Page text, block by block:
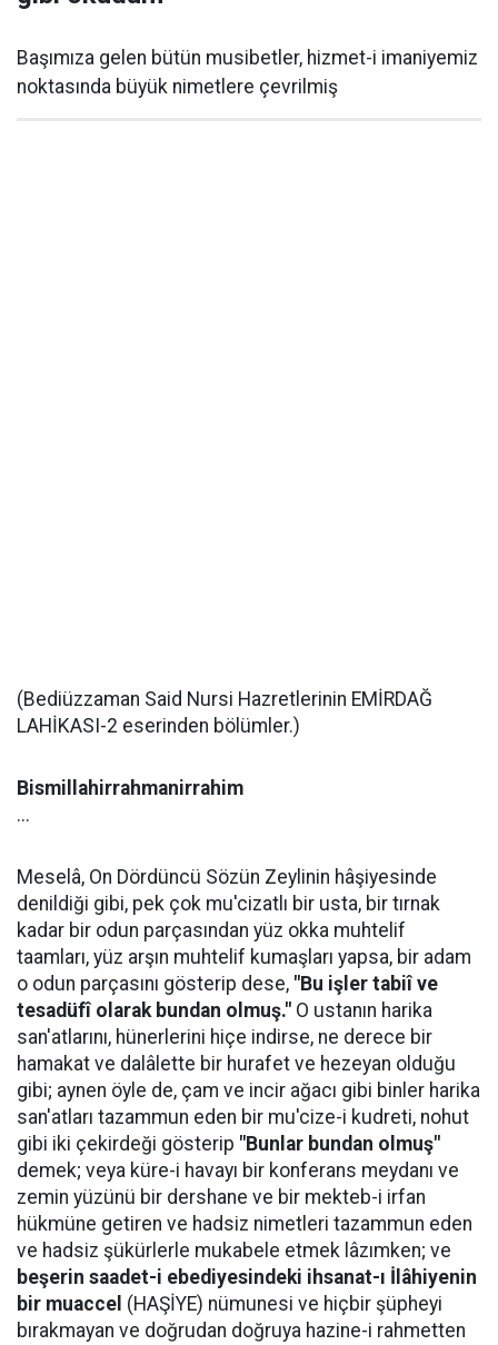
Başımıza gelen bütün musibetler, hizmet-i imaniyemiz
noktasında büyük nimetlere çevrilmiş
(Bediüzzaman Said Nursi Hazretlerinin EMİRDAĞ
LAHİKASI-2 eserinden bölümler.)
Bismillahirrahmanirrahim
...
Meselâ, On Dördüncü Sözün Zeylinin hâşiyesinde
denildiği gibi, pek çok mu'cizatlı bir usta, bir tırnak
kadar bir odun parçasından yüz okka muhtelif
taamları, yüz arşın muhtelif kumaşları yapsa, bir adam
o odun parçasını gösterip dese, "Bu işler tabiî ve
tesadüfî olarak bundan olmuş." O ustanın harika
san'atlarını, hünerlerini hiçe indirse, ne derece bir
hamakat ve dalâlette bir hurafet ve hezeyan olduğu
gibi; aynen öyle de, çam ve incir ağacı gibi binler harika
san'atları tazammun eden bir mu'cize-i kudreti, nohut
gibi iki çekirdeği gösterip "Bunlar bundan olmuş"
demek; veya küre-i havayı bir konferans meydanı ve
zemin yüzünü bir dershane ve bir mekteb-i irfan
hükmüne getiren ve hadsiz nimetleri tazammun eden
ve hadsiz şükürlerle mukabele etmek lâzımken; ve
beşerin saadet-i ebediyesindeki ihsanat-ı İlâhiyenin
bir muaccel (HAŞİYE) nümunesi ve hiçbir şüpheyi
bırakmayan ve doğrudan doğruya hazine-i rahmetten